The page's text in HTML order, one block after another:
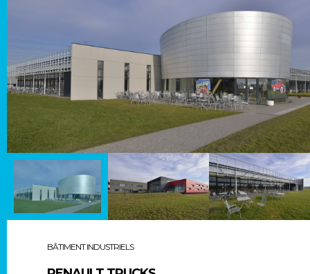
BÂTIMENT INDUSTRIELS